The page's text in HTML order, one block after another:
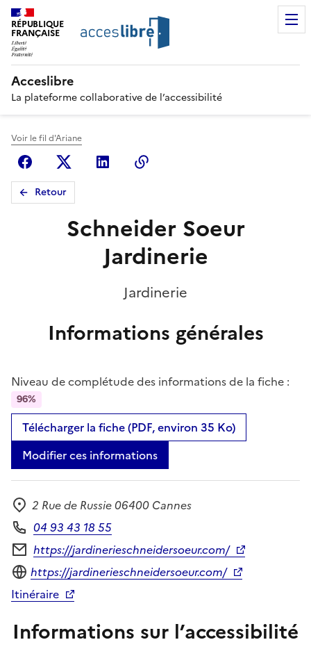
RÉPUBLIQUE
FRANÇAISE
Acceslibre
La plateforme collaborative de l’accessibilité
Voir le fil d'Ariane
FacebookX (anciennement Twitter)
Linkedin
Retour
Schneider Soeur
Jardinerie
Jardinerie
Informations générales
Niveau de complétude des informations de la fiche :
96%
Télécharger la fiche (PDF, environ 35 Ko)
Modifier ces informations
Adresse
2 Rue de Russie 06400 Cannes
Téléphone
04 93 43 18 55
Formulaire de contact
https://jardinerieschneidersoeur.com/
Site internet
https://jardinerieschneidersoeur.com/
Itinéraire
Informations sur l’accessibilité